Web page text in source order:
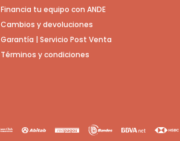
Financia tu equipo con ANDE
Cambios y devoluciones
Garantía | Servicio Post Venta
Términos y condiciones